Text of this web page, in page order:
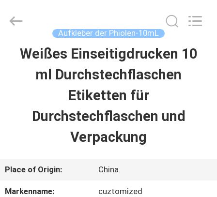
HAUS
ÜBER
Industry
Reserved.
Aufkleber der Phiolen-10mL
Weißes Einseitigdrucken 10
ml Durchstechflaschen
Etiketten für
Durchstechflaschen und
Verpackung
Place of Origin: China
Markenname: cuztomized